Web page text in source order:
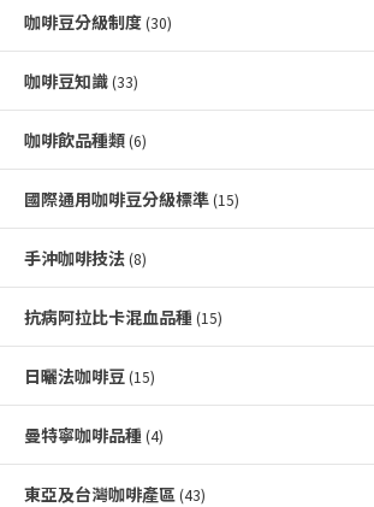
咖啡豆分級制度 (30)
咖啡豆知識 (33)
咖啡飲品種類 (6)
國際通用咖啡豆分級標準 (15)
手沖咖啡技法 (8)
抗病阿拉比卡混血品種 (15)
日曬法咖啡豆 (15)
曼特寧咖啡品種 (4)
東亞及台灣咖啡產區 (43)